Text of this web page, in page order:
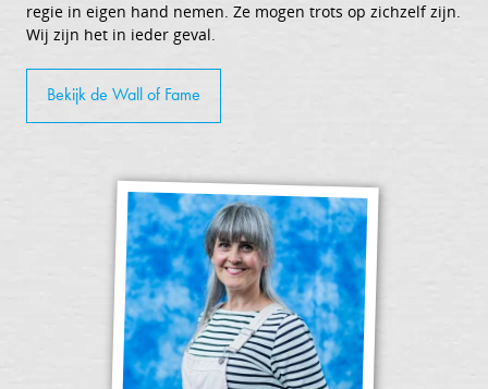
regie in eigen hand nemen. Ze mogen trots op zichzelf zijn.
Wij zijn het in ieder geval.
Bekijk de Wall of Fame